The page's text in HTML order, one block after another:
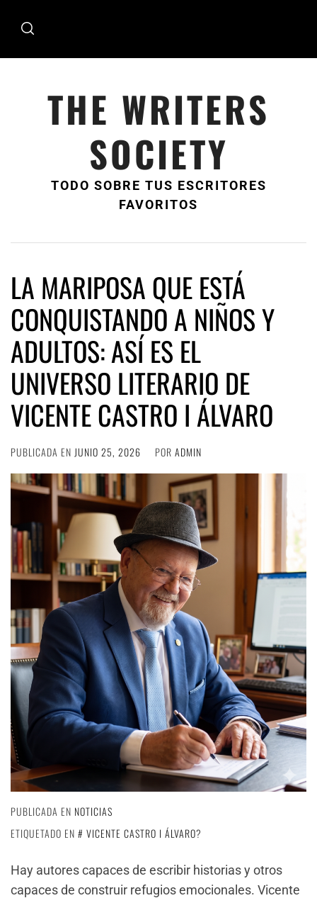
THE WRITERS
SOCIETY
TODO SOBRE TUS ESCRITORES
FAVORITOS
LA MARIPOSA QUE ESTÁ
CONQUISTANDO A NIÑOS Y
ADULTOS: ASÍ ES EL
UNIVERSO LITERARIO DE
VICENTE CASTRO I ÁLVARO
PUBLICADA EN JUNIO 25, 2026 POR ADMIN
PUBLICADA EN NOTICIAS
ETIQUETADO EN
VICENTE CASTRO I ÁLVARO?
Hay autores capaces de escribir historias y otros
capaces de construir refugios emocionales. Vicente